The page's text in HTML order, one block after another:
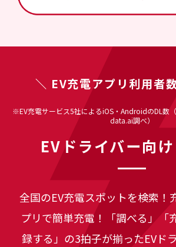
＼ EV充電アプリ利用者
EVドライバー向
全国のEV充電スポットを検索！
プリで簡単充電！
「調べる」
録する」の3拍子が揃ったEVド
※EV充電サービス5社によるiOS・AndroidのDL数
data.ai調べ）